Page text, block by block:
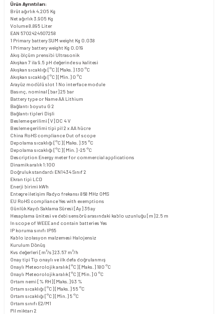
Ürün Ayrıntıları:
Brüt ağırlık 4.205 Kg
Net ağırlık 3.905 Kg
Volume8.895 Liter
EAN 5702424607258
1 Primary battery SUM weight Kg 0.038
1 Primary battery weight Kg 0.019
Akış ölçüm prensibi Ultrasonik
Akışkan 7 ila 9.5 pH değerinde su kalitesi
Akışkan sıcaklığı [°C] [Maks.] 130 °C
Akışkan sıcaklığı [°C] [Min.] 0 °C
Arayüz modülü slot 1 No interface module
Basınç, nominal [bar]25 bar
Battery type or NameAA Lithium
Bağlantı boyutu G 2
Bağlantı tipleri Dişli
Besleme gerilimi [V] DC 4 V
Besleme gerilimi tipi pil 2 x AA hücre
China RoHS compliance Out of scope
Depolama sıcaklığı [°C] [Maks.] 35 °C
Depolama sıcaklığı [°C] [Min.]-25 °C
Description Energy meter for commercial applications
Dinamik aralık 1:100
Doğruluk standardı EN1434 Sınıf 2
Ekran tipi LCD
Enerji birimi kWh
Entegre iletişim Radyo frekansı 868 MHz OMS
EU RoHS complianceYes with exemptions
Günlük Kaydı Saklama Süresi [Ay] 36 ay
Hesaplama ünitesi ve debi sensörü arasındaki kablo uzunluğu [m]2.5 m
In scope of WEEE and contain batteries Yes
IP koruma sınıfı IP65
Kablo izolasyon malzemesi Halojensiz
Kurulum Dönüş
Kvs değerleri [m³/s]23.57 m³/h
Onay tipi Tip onaylı ve ilk defa doğrulanmış
Onaylı Meteorolojik aralık [°C] [Maks.] 180 °C
Onaylı Meteorolojik aralık [°C] [Min.] 0 °C
Ortam nemi [% RH] [Maks.]93 %
Ortam sıcaklığı [°C] [Maks.] 55 °C
Ortam sıcaklığı [°C] [Min.] 5 °C
Ortam sınıfı E2/M1
Pil miktarı 2